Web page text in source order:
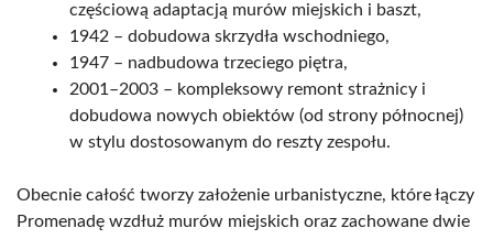
częściową adaptacją murów miejskich i baszt,
1942 – dobudowa skrzydła wschodniego,
1947 – nadbudowa trzeciego piętra,
2001–2003 – kompleksowy remont strażnicy i
dobudowa nowych obiektów (od strony północnej)
w stylu dostosowanym do reszty zespołu.
Obecnie całość tworzy założenie urbanistyczne, które łączy
Promenadę wzdłuż murów miejskich oraz zachowane dwie